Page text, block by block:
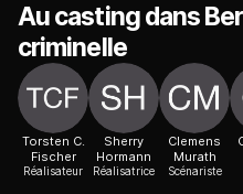
Au casting dans
criminelle
Torsten C.
Fischer
Réalisateur
Sherry
Hormann
Réalisatrice
Clemens
Murath
Scénariste